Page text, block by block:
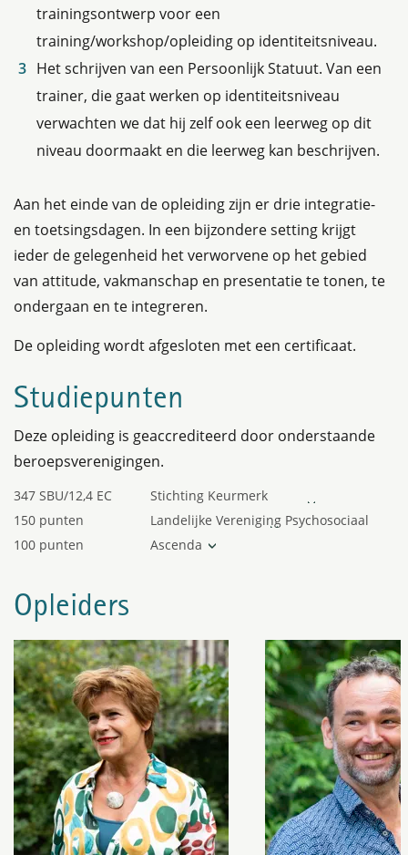
trainingsontwerp voor een
training/workshop/opleiding op identiteitsniveau.
Het schrijven van een Persoonlijk Statuut. Van een
trainer, die gaat werken op identiteitsniveau
verwachten we dat hij zelf ook een leerweg op dit
niveau doormaakt en die leerweg kan beschrijven.
Aan het einde van de opleiding zijn er drie integratie-
en toetsingsdagen. In een bijzondere setting krijgt
ieder de gelegenheid het verworvene op het gebied
van attitude, vakmanschap en presentatie te tonen, te
ondergaan en te integreren.
De opleiding wordt afgesloten met een certificaat.
Studiepunten
Deze opleiding is geaccrediteerd door onderstaande
beroepsverenigingen.
347 SBU/12,4 EC
Stichting Keurmerk
Beroepsscholingen (SKB)
150 punten
Landelijke Vereniging Psychosociaal
Werkenden (LVPW)
100 punten
Ascenda
- Leidinggeven aan leren
Opleiders